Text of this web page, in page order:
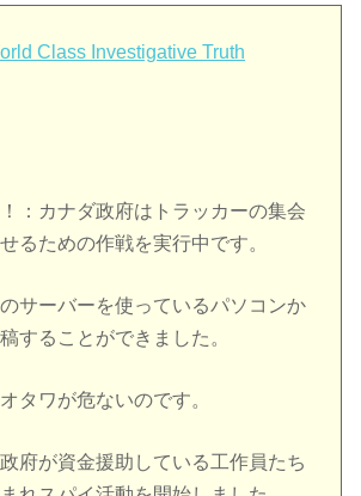
Class Investigative Truth
：カナダ政府はトラッカーの集会
るための作戦を実行中です。
サーバーを使っているパソコンか
することができました。
タワが危ないのです。
府が資金援助している工作員たち